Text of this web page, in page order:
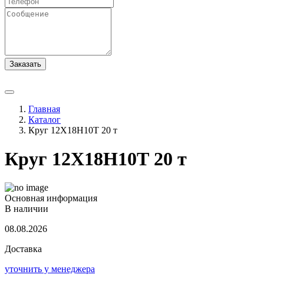
Заказать
Главная
Каталог
Круг 12Х18Н10Т 20 т
Круг 12Х18Н10Т 20 т
Основная информация
В наличии
08.08.2026
Доставка
уточнить у менеджера